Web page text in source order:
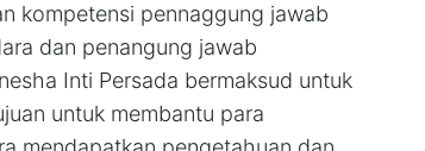
kompetensi pennaggung jawab
dan penangung jawab
Inti Persada bermaksud untuk
untuk membantu para